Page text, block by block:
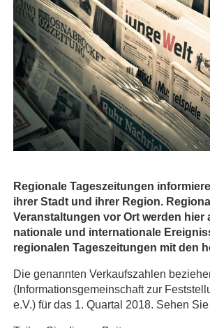
Regionale Tageszeitungen
ihrer Stadt und ihrer Region.
Veranstaltungen vor Ort werden
nationale und internationale
regionalen Tageszeitungen mit den
Die genannten Verkaufszahlen
(Informationsgemeinschaft zur
e.V.) für das 1. Quartal 2018. Sehen